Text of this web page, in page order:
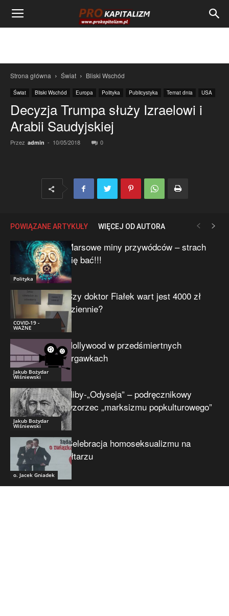
Strona główna Świat Bliski Wschód
Świat Bliski Wschód Europa Polityka Publicystyka Temat dnia USA
Decyzja Trumpa służy Izraelowi i
Arabii Saudyjskiej
Przez admin - 10/05/2018 0
POWIĄZANE ARTYKUŁY WIĘCEJ OD AUTORA
Polityka
Marsowe miny przywódców – strach
się bać!!!
COVID-19 -
WAŻNE
Czy doktor Fiałek wart jest 4000 zł
dziennie?
Jakub Bożydar
Wiśniewski
Hollywood w przedśmiertnych
drgawkach
Jakub Bożydar
Wiśniewski
Niby-„Odyseja” – podręcznikowy
wzorzec „marksizmu popkulturowego”
o. Jacek Gniadek
Celebracja homoseksualizmu na
ołtarzu